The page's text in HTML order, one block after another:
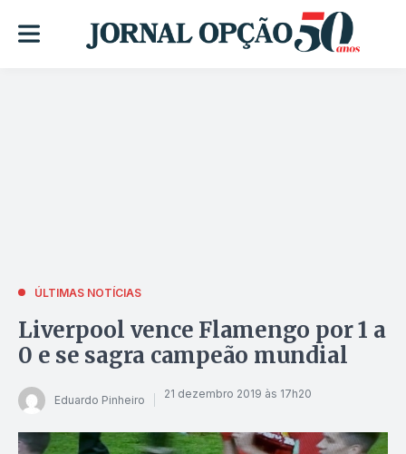
ÚLTIMAS NOTÍCIAS
Liverpool vence Flamengo por 1 a
0 e se sagra campeão mundial
Eduardo Pinheiro 21 dezembro 2019 às 17h20